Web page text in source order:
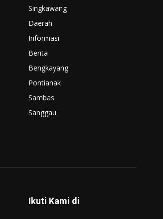
Singkawang
Daerah
Informasi
Berita
Bengkayang
Pontianak
Sambas
Sanggau
Ikuti Kami di